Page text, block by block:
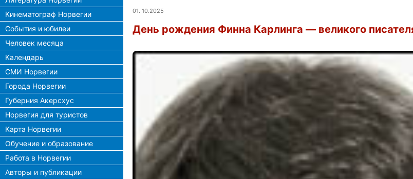
Кинематограф Норвегии
События и юбилеи
Человек месяца
Календарь
СМИ Норвегии
Города Норвегии
Губерния Акерсхус
Норвегия для туристов
Карта Норвегии
Обучение и образование
Работа в Норвегии
Авторы и публикации
01. 10.2025
День рождения Финна Карлинга — великого